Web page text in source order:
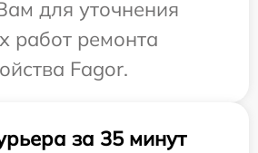
для уточнения
работ ремонта
Fagor.
за 35 минут